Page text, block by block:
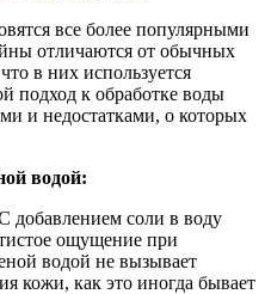
все более популярными
отличаются от обычных
в них используется
подход к обработке воды
и недостатками, о которых
водой:
добавлением соли в воду
ощущение при
водой не вызывает
кожи, как это иногда бывает